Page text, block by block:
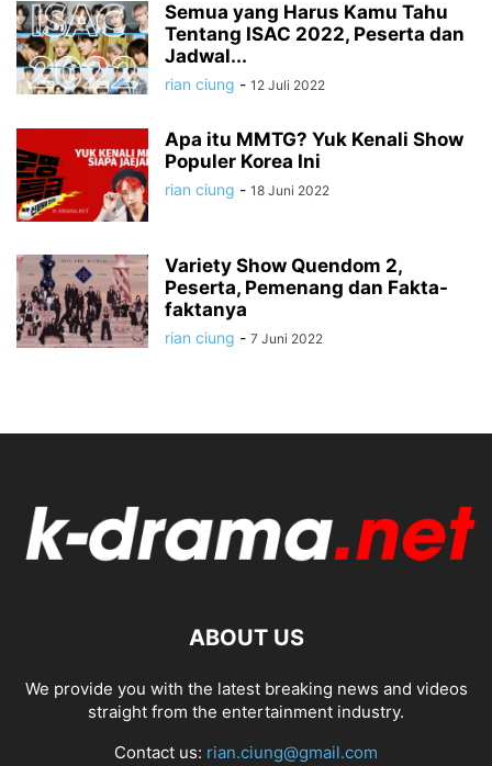
Semua yang Harus Kamu Tahu
Tentang ISAC 2022, Peserta dan
Jadwal...
rian ciung - 12 Juli 2022
Apa itu MMTG? Yuk Kenali Show
Populer Korea Ini
rian ciung - 18 Juni 2022
Variety Show Quendom 2,
Peserta, Pemenang dan Fakta-
faktanya
rian ciung - 7 Juni 2022
ABOUT US
We provide you with the latest breaking news and videos
straight from the entertainment industry.
Contact us: rian.ciung@gmail.com